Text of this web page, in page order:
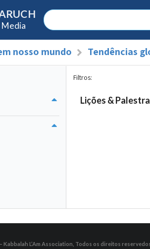
Media
nosso mundo Tendências
Filtros:
Lições &
Kabbalah L’Am Association, Todos os direitos